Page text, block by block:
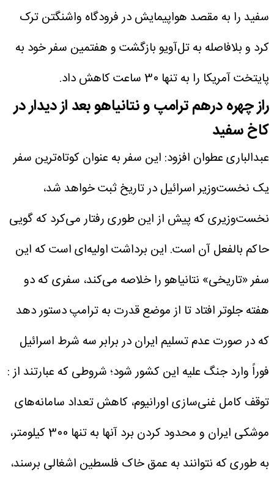
سفید را به مقصد هواپیمایش در فرودگاه واشنگتن ترک
کرد و بلافاصله به تل‌آویو بازگشت و هفتمین سفر خود به
پایتخت آمریکا را به تنها 30 ساعت کاهش داد.
راز چهره درهم ترامپ و نتانیاهو بعد از دیدار در
کاخ سفید
عبدالباری عطوان افزود: این سفر به عنوان کوتاه‌ترین سفر
یک نخست‌وزیر اسرائیل در تاریخ ثبت خواهد شد،
نخست‌وزیری که پیش از این طوری رفتار می‌کرد که گویی
حاکم بالفعل آن است. این برداشت اولیه‌ای است که این
سفر «تاریخی» نتانیاهو را خلاصه می‌کند، سفری که دو
هفته جلوتر افتاد تا از موضع قدرت به ترامپ دستور دهد
که در صورت عدم تسلیم ایران در برابر سه شرط اسرائیل
فوراً وارد جنگ علیه این کشور شود؛ شروطی که عبارتند از :
توقف کامل غنی‌سازی اورانیوم، کاهش تعداد سامانه‌های
موشکی ایران و محدود کردن برد آنها به تنها 300 کیلومتر،
به طوری که نتوانند به عمق خاک فلسطین اشغالی برسند،